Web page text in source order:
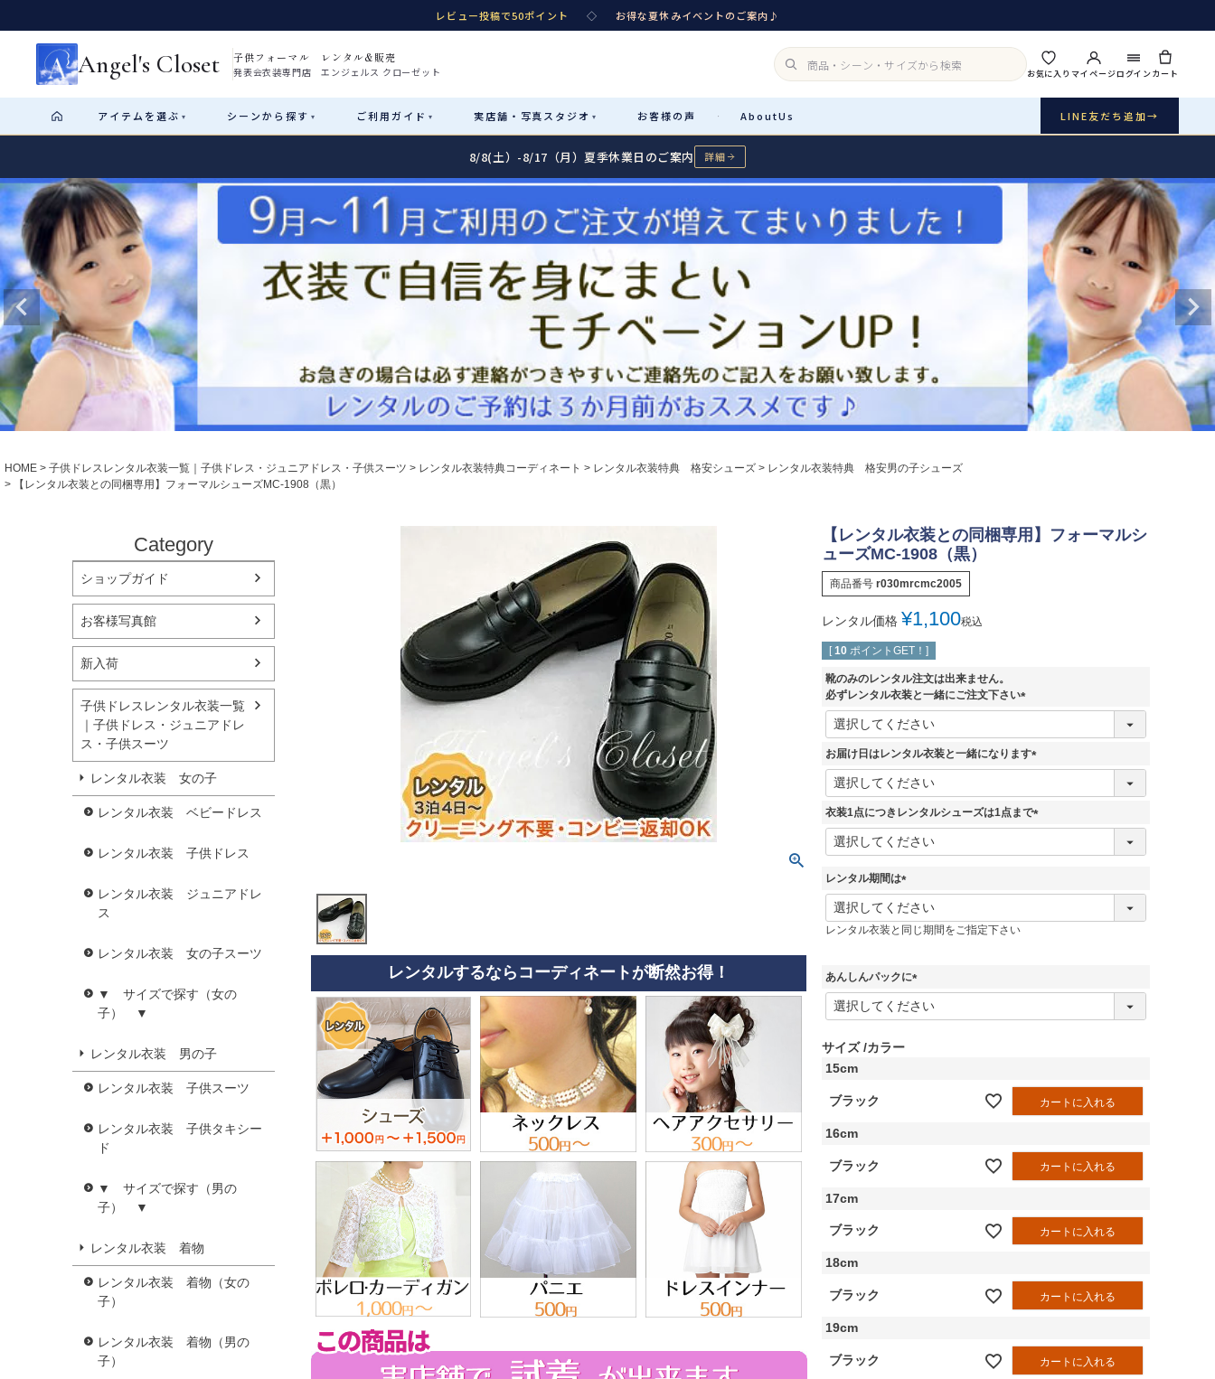
レビュー投稿で50ポイント ◇ お得な夏休みイベントのご案内♪
Angel's Closet 子供フォーマル レンタル&販売
発表会衣装専門店 エンジェルス クローゼット お気に入りマイページログインカート
アイテム を選ぶ ▾ シーンから探す ▾ ご利用ガイド ▾ 実店舗・ 写真スタジオ ▾ お客様の声 · AboutUs LINE友だち追加→
カテゴリ詳細→ サイズで選ぶ→
Rental レンタル
女の子ドレス
小物・アクセ パニエ
アウター レディース
Sale販売
コスチューム アウター インナー・パニエ
アクセサリー ジュエリー 音楽雑貨
性別・サイズで絞り込む→
Recital & Concours Wedding Graduation & Entrance Shichi-Go-San
Start はじめに
01 ショップガイド（総合案内）
レンタル・販売の入口
02 サイズの選び方
測り方と目安
Angel's Closetについて
創業2003年からの想い
Rentalレンタル
04 レンタルのご案内
予約・配送・返却・料金
レンタルの流れ
06 あんしんパック
汚れ・キズ・破損の補償
Buy & Support ご購入・サポート
08 送料・お支払い
送料・決済方法
09 お問い合わせ
電話・メール・LINE
Atelier
実店舗 つくば店
Tsukuba Boutique
茨城県土浦市大町14-16-1F
営業 10:00–18:00（完全予約制）
月曜日
店舗を予約する →
Photography
写真スタジオ APS
Angel's Photo Studio
対応 七五三・発表会・記念撮影
予約 Web または お電話
特典 ヘアメイク・着付け
スタジオを予約 →
8/8(土）-8/17（月）夏季休業日のご案内 詳細
HOME 子供ドレスレンタル衣装一覧｜子供ドレス・ジュニアドレス・子供スーツ レンタル衣装特典コーディネート レンタル衣装特典 格安シューズ
レンタル衣装特典 格安男の子シューズ
【レンタル衣装との同梱専用】フォーマルシューズMC-1908（黒）
Category
ショップガイド
お客様写真館
新入荷
子供ドレスレンタル衣装一覧
｜子供ドレス・ジュニアドレ
ス・子供スーツ
レンタル衣装 女の子
レンタル衣装 ベビードレス
レンタル衣装 子供ドレス
レンタル衣装 ジュニアドレ
ス
レンタル衣装 女の子スーツ
▼ サイズで探す（女の
子） ▼
レンタル衣装 男の子
レンタル衣装 子供スーツ
レンタル衣装 子供タキシー
ド
▼ サイズで探す（男の
子） ▼
レンタル衣装 着物
レンタル衣装 着物（女の
子）
レンタル衣装 着物（男の
子）
レンタルするならコーディネートが断然お得！
【レンタル衣装との同梱専用】フォーマルシ
ューズMC-1908（黒）
商品番号 r030mrcmc2005
レンタル価格 ¥1,100税込
[ 10 ポイントGET！]
靴のみのレンタル注文は出来ません。
必ずレンタル衣装と一緒にご注文下さい
(
須
お届け日はレンタル衣装と一緒になります
(
須
衣装1点につきレンタルシューズは1点まで
(
レンタル期間は
(
必
須
レンタル衣装と同じ期間をご指定下さい
あんしんパックに
(
必
サイズ カラー
15cm
ブラック カートに入れる
16cm
ブラック カートに入れる
17cm
ブラック カートに入れる
18cm
ブラック カートに入れる
19cm
ブラック カートに入れる